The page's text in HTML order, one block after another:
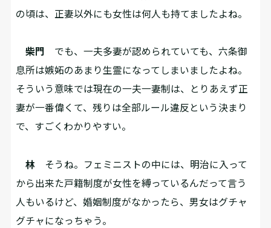
の頃は、正妻以外にも女性は何人も持てましたよね。
柴門
でも、一夫多妻が認められていても、六条御
息所は嫉妬のあまり生霊になってしまいましたよね。
そういう意味では現在の一夫一妻制は、とりあえず正
妻が一番偉くて、残りは全部ルール違反という決まり
で、すごくわかりやすい。
林 そうね。フェミニストの中には、明治に入って
から出来た戸籍制度が女性を縛っているんだって言う
人もいるけど、婚姻制度がなかったら、男女はグチャ
グチャになっちゃう。